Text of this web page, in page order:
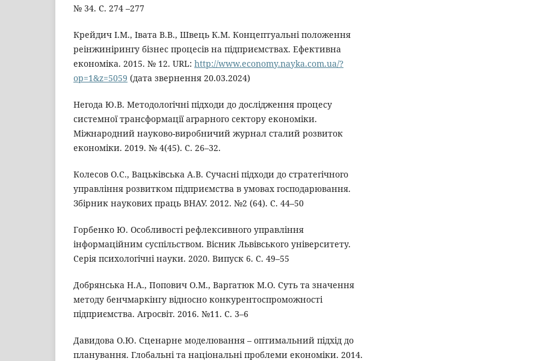
№ 34. С. 274 –277
Крейдич І.М., Івата В.В., Швець К.М. Концептуальні положення
реінжинірингу бізнес процесів на підприємствах. Ефективна
економіка. 2015. № 12. URL: http://www.economy.nayka.com.ua/?
op=1&z=5059 (дата звернення 20.03.2024)
Негода Ю.В. Методологічні підходи до дослідження процесу
системної трансформації аграрного сектору економіки.
Міжнародний науково-виробничий журнал сталий розвиток
економіки. 2019. № 4(45). С. 26–32.
Колесов О.С., Вацьківська А.В. Сучасні підходи до стратегічного
управління розвитком підприємства в умовах господарювання.
Збірник наукових праць ВНАУ. 2012. №2 (64). С. 44–50
Горбенко Ю. Особливості рефлексивного управління
інформаційним суспільством. Вісник Львівського університету.
Серія психологічні науки. 2020. Випуск 6. С. 49–55
Добрянська Н.А., Попович О.М., Варгатюк М.О. Суть та значення
методу бенчмаркінгу відносно конкурентоспроможності
підприємства. Агросвіт. 2016. №11. С. 3–6
Давидова О.Ю. Сценарне моделювання – оптимальний підхід до
планування. Глобальні та національні проблеми економіки. 2014.